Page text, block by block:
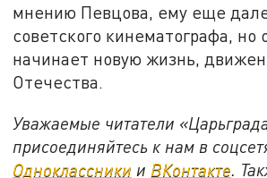
мнению Певцова, ему еще
советского кинематографа, но
начинает новую жизнь,
Отечества.
Уважаемые читатели
присоединяйтесь к нам в
Одноклассники и ВКонтакте .